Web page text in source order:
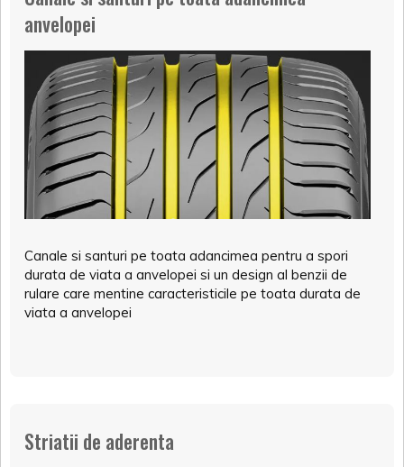
anvelopei
Canale si santuri pe toata adancimea pentru a spori
durata de viata a anvelopei si un design al benzii de
rulare care mentine caracteristicile pe toata durata de
viata a anvelopei
Striatii de aderenta